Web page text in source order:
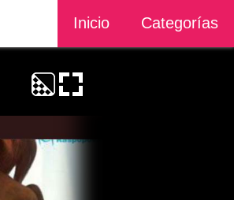
Inicio Categorías